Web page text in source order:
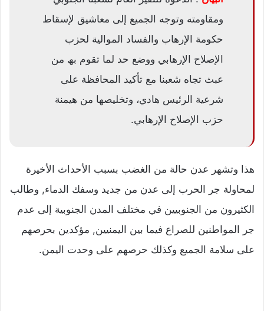
ومقاومته وتوجه الجمیع إلى معاشیق لإسقاط
حكومة الإرھاب والفساد الموالیة لحزب
الإصلاح الإرھابي ووضع حد لما تقوم بھ من
عبث تجاه شعبنا مع تأكید المحافظة على
شرعیة الرئیس ھادي، وتخلیصھا من ھیمنة
حزب الإصلاح الإرھابي.
هذا وتشهر عدن حالة من الغضب بسبب الأحداث الأخيرة
لمحاولة جر الحرب إلى عدن من جديد وسفك الدماء, وطالب
الكثيرون من الجنوبيين في مختلف المدن الجنوبية إلى عدم
جر المواطنين للصراع فيما بين اليمنيين, مؤكدين بحرصهم
على سلامة الجميع وكذلك حرصهم على وحدت اليمن.